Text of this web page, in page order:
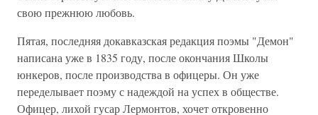
свою прежнюю любовь.
Пятая, последняя докавказская редакция поэмы "Демон"
написана уже в 1835 году, после окончания Школы
юнкеров, после производства в офицеры. Он уже
переделывает поэму с надеждой на успех в обществе.
Офицер, лихой гусар Лермонтов, хочет откровенно